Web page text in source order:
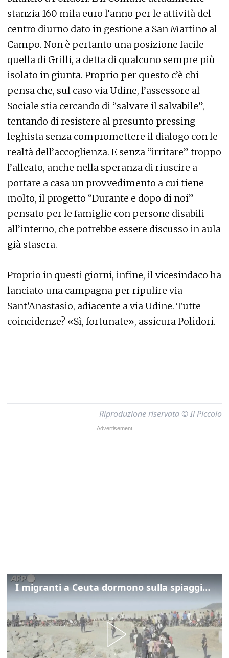
stanzia 160 mila euro l’anno per le attività del
centro diurno dato in gestione a San Martino al
Campo. Non è pertanto una posizione facile
quella di Grilli, a detta di qualcuno sempre più
isolato in giunta. Proprio per questo c’è chi
pensa che, sul caso via Udine, l’assessore al
Sociale stia cercando di “salvare il salvabile”,
tentando di resistere al presunto pressing
leghista senza compromettere il dialogo con le
realtà dell’accoglienza. E senza “irritare” troppo
l’alleato, anche nella speranza di riuscire a
portare a casa un provvedimento a cui tiene
molto, il progetto “Durante e dopo di noi”
pensato per le famiglie con persone disabili
all’interno, che potrebbe essere discusso in aula
già stasera.
Proprio in questi giorni, infine, il vicesindaco ha
lanciato una campagna per ripulire via
Sant’Anastasio, adiacente a via Udine. Tutte
coincidenze? «Sì, fortunate», assicura Polidori.
—
Riproduzione riservata © Il Piccolo
I migranti a Ceuta dormono sulla spiaggia: "Vogliamo entrare in Europa"